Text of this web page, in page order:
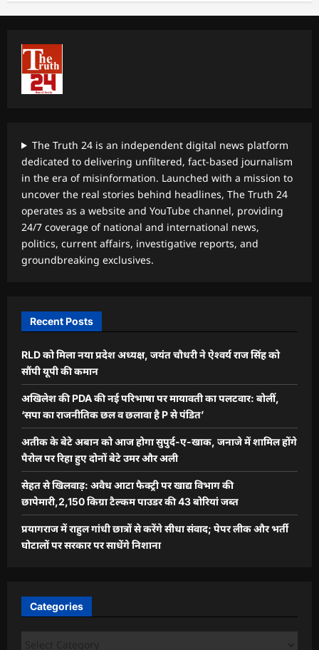
The Truth 24 is an independent digital news platform
dedicated to delivering unfiltered, fact-based journalism
in the era of misinformation. Launched with a mission to
uncover the real stories behind headlines, The Truth 24
operates as a website and YouTube channel, providing
24/7 coverage of national and international news,
politics, current affairs, investigative reports, and
groundbreaking exclusives.
Recent Posts
RLD को मिला नया प्रदेश अध्यक्ष, जयंत चौधरी ने ऐश्वर्य राज सिंह को
सौंपी यूपी की कमान
अखिलेश की PDA की नई परिभाषा पर मायावती का पलटवार: बोलीं,
‘सपा का राजनीतिक छल व छलावा है P से पंडित’
अतीक के बेटे अबान को आज होगा सुपुर्द-ए-खाक, जनाजे में शामिल होंगे
पैरोल पर रिहा हुए दोनों बेटे उमर और अली
सेहत से खिलवाड़: अवैध आटा फैक्ट्री पर खाद्य विभाग की
छापेमारी,2,150 किग्रा टैल्कम पाउडर की 43 बोरियां जब्त
प्रयागराज में राहुल गांधी छात्रों से करेंगे सीधा संवाद; पेपर लीक और भर्ती
घोटालों पर सरकार पर साधेंगे निशाना
Categories